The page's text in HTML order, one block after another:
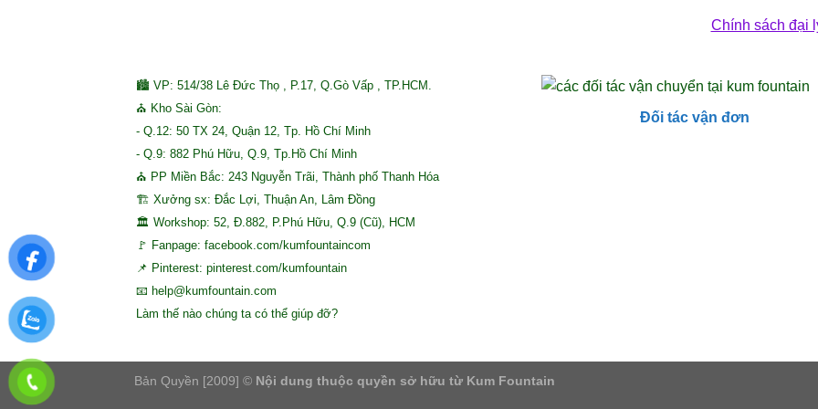
Chính sách đại
🏙 VP: 514/38 Lê Đức Thọ , P.17, Q.Gò Vấp , TP.HCM.
⛪ Kho Sài Gòn:
- Q.12: 50 TX 24, Quận 12, Tp. Hồ Chí Minh
- Q.9: 882 Phú Hữu, Q.9, Tp.Hồ Chí Minh
⛪ PP Miền Bắc: 243 Nguyễn Trãi, Thành phố Thanh Hóa
🏗 Xưởng sx: Đắc Lợi, Thuận An, Lâm Đồng
🏛 Workshop: 52, Đ.882, P.Phú Hữu, Q.9 (Cũ), HCM
🚩 Fanpage: facebook.com/kumfountaincom
📌 Pinterest: pinterest.com/kumfountain
📧 help@kumfountain.com
Làm thế nào chúng ta có thể giúp đỡ?
Đối tác vận đơn
Bản Quyền [2009] © Nội dung thuộc quyền sở hữu từ Kum Fountain